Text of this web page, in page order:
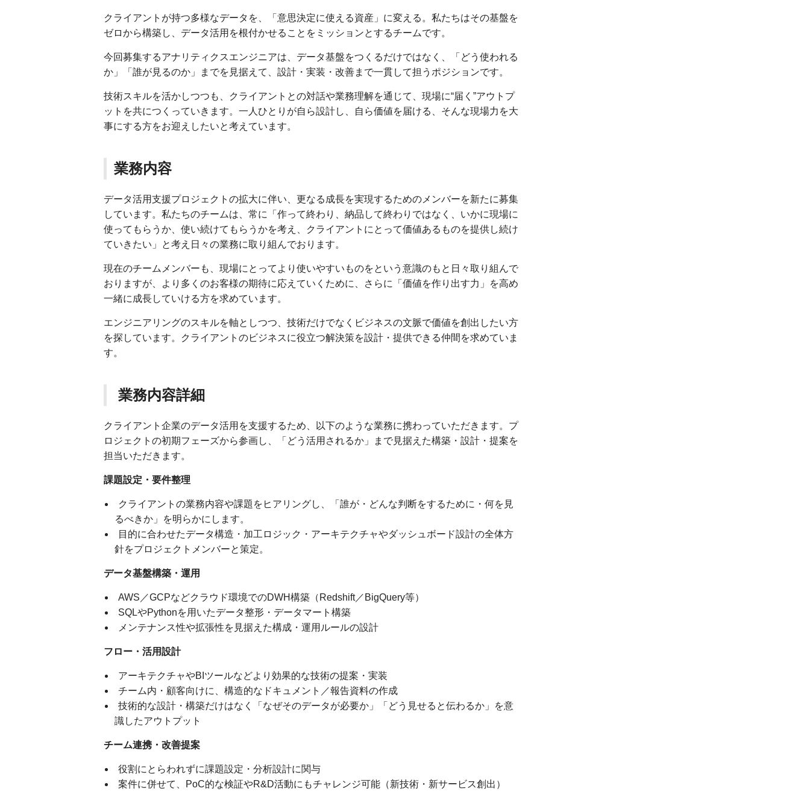
クライアントが持つ多様なデータを、「意思決定に使える資産」に変える。私たちはその基盤を
ゼロから構築し、データ活用を根付かせることをミッションとするチームです。
今回募集するアナリティクスエンジニアは、データ基盤をつくるだけではなく、「どう使われる
か」「誰が見るのか」までを見据えて、設計・実装・改善まで一貫して担うポジションです。
技術スキルを活かしつつも、クライアントとの対話や業務理解を通じて、現場に“届く”アウトプ
ットを共につくっていきます。一人ひとりが自ら設計し、自ら価値を届ける、そんな現場力を大
事にする方をお迎えしたいと考えています。
業務内容
データ活用支援プロジェクトの拡大に伴い、更なる成長を実現するためのメンバーを新たに募集
しています。私たちのチームは、常に「作って終わり、納品して終わりではなく、いかに現場に
使ってもらうか、使い続けてもらうかを考え、クライアントにとって価値あるものを提供し続け
ていきたい」と考え日々の業務に取り組んでおります。
現在のチームメンバーも、現場にとってより使いやすいものをという意識のもと日々取り組んで
おりますが、より多くのお客様の期待に応えていくために、さらに「価値を作り出す力」を高め
一緒に成長していける方を求めています。
エンジニアリングのスキルを軸としつつ、技術だけでなくビジネスの文脈で価値を創出したい方
を探しています。クライアントのビジネスに役立つ解決策を設計・提供できる仲間を求めていま
す。
業務内容詳細
クライアント企業のデータ活用を支援するため、以下のような業務に携わっていただきます。プ
ロジェクトの初期フェーズから参画し、「どう活用されるか」まで見据えた構築・設計・提案を
担当いただきます。
課題設定・要件整理
クライアントの業務内容や課題をヒアリングし、「誰が・どんな判断をするために・何を見
るべきか」を明らかにします。
目的に合わせたデータ構造・加工ロジック・アーキテクチャやダッシュボード設計の全体方
針をプロジェクトメンバーと策定。
データ基盤構築・運用
AWS／GCPなどクラウド環境でのDWH構築（Redshift／BigQuery等）
SQLやPythonを用いたデータ整形・データマート構築
メンテナンス性や拡張性を見据えた構成・運用ルールの設計
フロー・活用設計
アーキテクチャやBIツールなどより効果的な技術の提案・実装
チーム内・顧客向けに、構造的なドキュメント／報告資料の作成
技術的な設計・構築だけはなく「なぜそのデータが必要か」「どう見せると伝わるか」を意
識したアウトプット
チーム連携・改善提案
役割にとらわれずに課題設定・分析設計に関与
案件に併せて、PoC的な検証やR&D活動にもチャレンジ可能（新技術・新サービス創出）